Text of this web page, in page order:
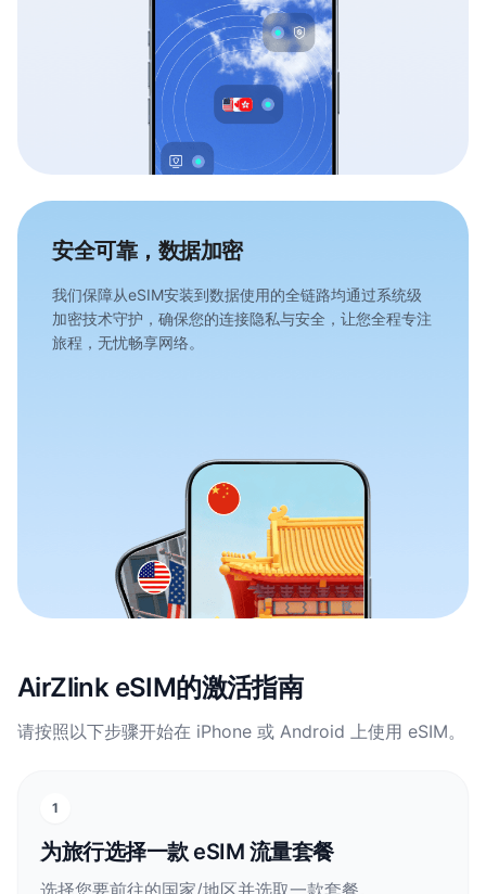
安全可靠，数据加密
我们保障从eSIM安装到数据使用的全链路均通过系统级
加密技术守护，确保您的连接隐私与安全，让您全程专注
旅程，无忧畅享网络。
AirZlink eSIM的激活指南
请按照以下步骤开始在 iPhone 或 Android 上使用 eSIM。
1
为旅行选择一款 eSIM 流量套餐